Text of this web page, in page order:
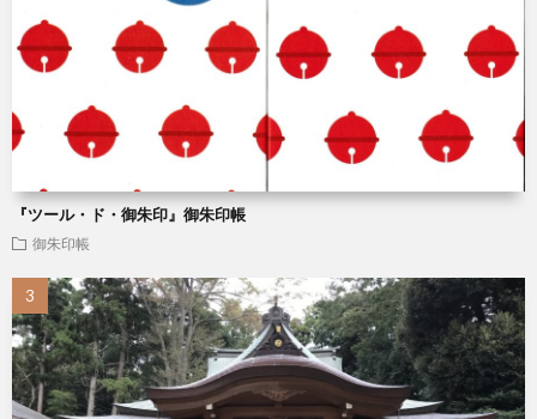
『ツール・ド・御朱印』御朱印帳
御朱印帳